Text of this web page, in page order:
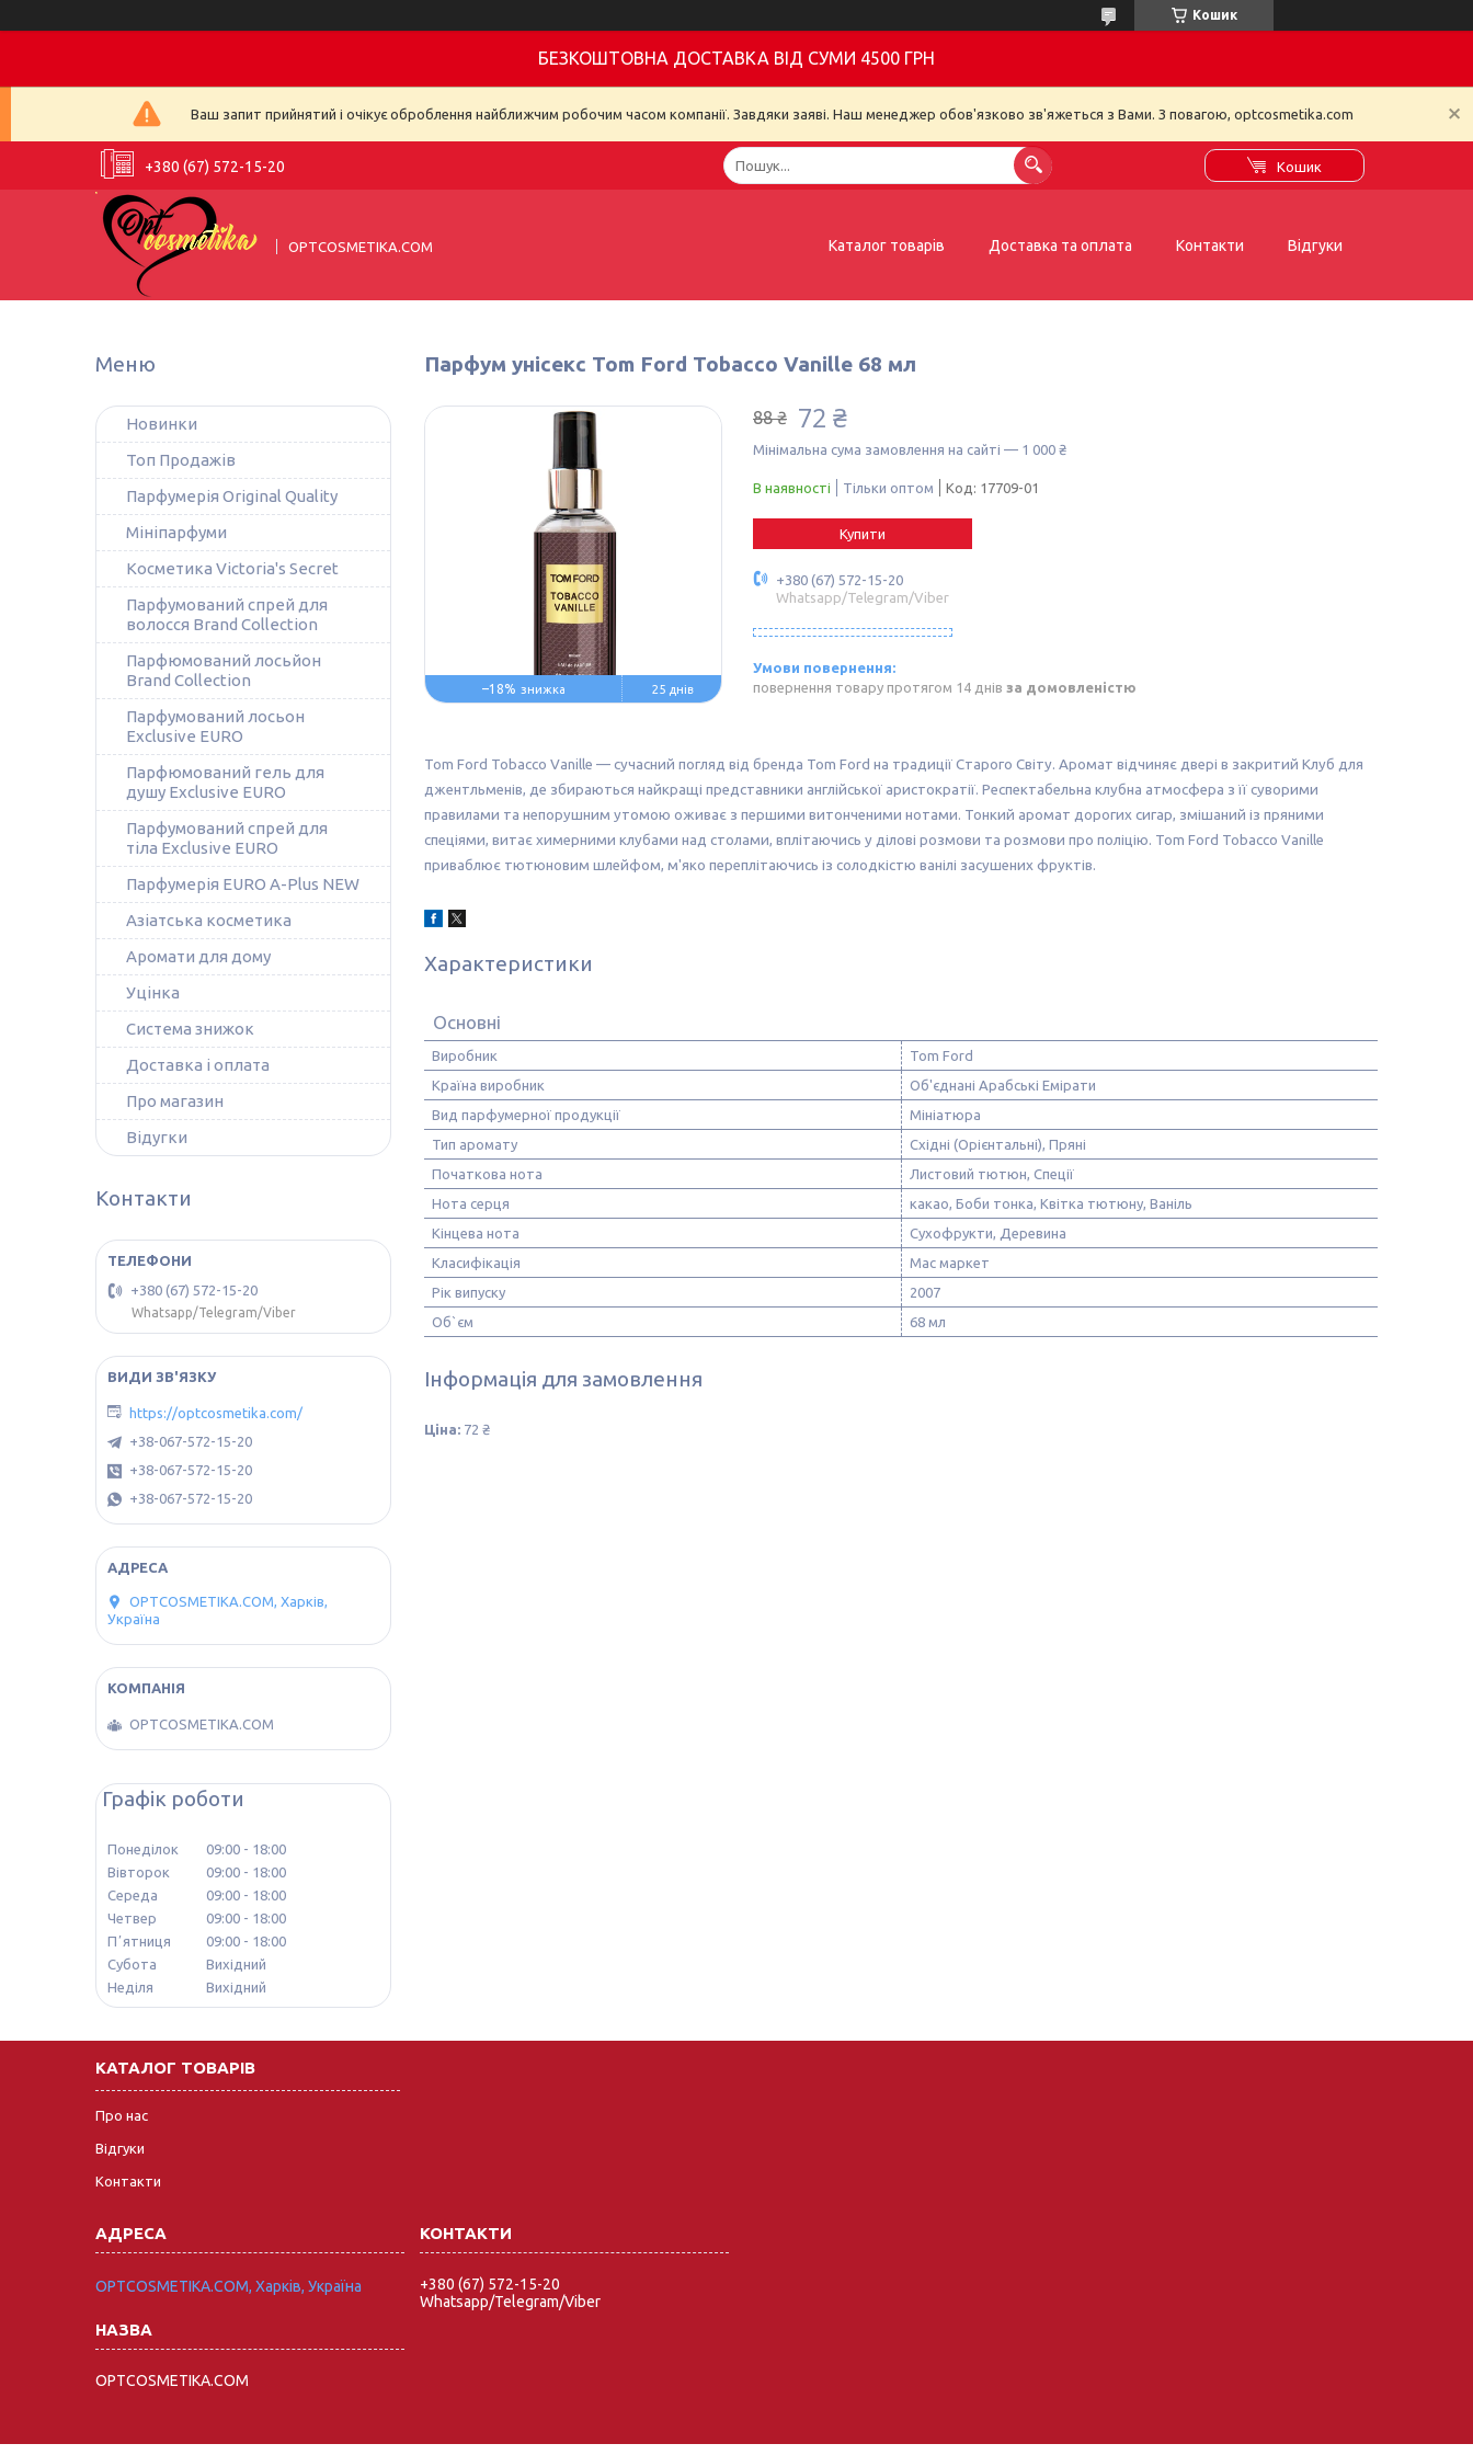
Кошик
БЕЗКОШТОВНА ДОСТАВКА ВІД СУМИ 4500 ГРН
Ваш запит прийнятий і очікує оброблення найближчим робочим часом компанії. Завдяки заяві. Наш менеджер обов'язково зв'яжеться з Вами. З повагою, optcosmetika.com
+380 (67) 572-15-20 Кошик
OPTCOSMETIKA.COM Каталог товарів Доставка та оплата Контакти Відгуки
Парфум унісекс Tom Ford Tobacco Vanille 68 мл
–18% 25 днів
88 ₴ 72 ₴
Мінімальна сума замовлення на сайті — 1 000 ₴
В наявності Тільки оптом Код: 17709-01
Купити
+380 (67) 572-15-20
Whatsapp/Telegram/Viber
повернення товару протягом 14 днів за домовленістю
Tom Ford Tobacco Vanille — сучасний погляд від бренда Tom Ford на традиції Старого Світу. Аромат відчиняє двері в закритий Клуб для
джентльменів, де збираються найкращі представники англійської аристократії. Респектабельна клубна атмосфера з її суворими
правилами та непорушним утомою оживає з першими витонченими нотами. Тонкий аромат дорогих сигар, змішаний із пряними
спеціями, витає химерними клубами над столами, вплітаючись у ділові розмови та розмови про поліцію. Tom Ford Tobacco Vanille
приваблює тютюновим шлейфом, м'яко переплітаючись із солодкістю ванілі засушених фруктів.
Характеристики
Основні
Виробник
Tom Ford
Країна виробник
Об'єднані Арабські Емірати
Вид парфумерної продукції
Мініатюра
Тип аромату
Східні (Орієнтальні), Пряні
Початкова нота
Листовий тютюн, Спеції
Нота серця
какао, Боби тонка, Квітка тютюну, Ваніль
Кінцева нота
Сухофрукти, Деревина
Класифікація
Мас маркет
Рік випуску
2007
Об`єм
68 мл
Інформація для замовлення
Ціна: 72 ₴
Новинки
Топ Продажів
Парфумерія Original Quality
Мініпарфуми
Косметика Victoria's Secret
Парфумований спрей для
волосся Brand Collection
Парфюмований лосьйон
Brand Collection
Парфумований лосьон
Exclusive EURO
Парфюмований гель для
душу Exclusive EURO
Парфумований спрей для
тіла Exclusive EURO
Парфумерія EURO A-Plus NEW
Азіатська косметика
Аромати для дому
Уцінка
Система знижок
Доставка і оплата
Про магазин
Відугки
Контакти
+380 (67) 572-15-20
Whatsapp/Telegram/Viber
https://optcosmetika.com/
+38-067-572-15-20
+38-067-572-15-20
+38-067-572-15-20
OPTCOSMETIKA.COM, Харків,
Україна
OPTCOSMETIKA.COM
Графік роботи
Понеділок 09:00
18:00
Вівторок
09:00
18:00
Середа
09:00
18:00
Четвер
09:00
18:00
Пʼятниця
09:00
18:00
Субота
Вихідний
Неділя
Вихідний
КАТАЛОГ ТОВАРІВ
Про нас
Відгуки
Контакти
OPTCOSMETIKA.COM, Харків, Україна
OPTCOSMETIKA.COM
+380 (67) 572-15-20
Whatsapp/Telegram/Viber